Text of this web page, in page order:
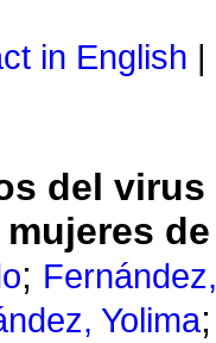
in English
del
;
Yolima